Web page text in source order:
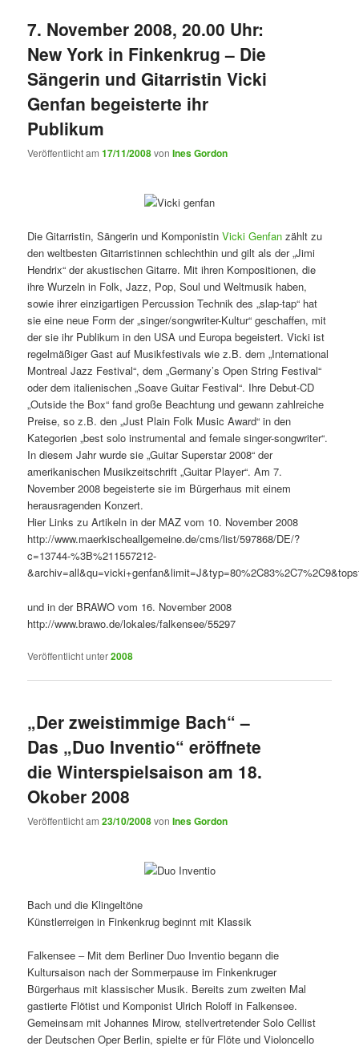
7. November 2008, 20.00 Uhr:
New York in Finkenkrug – Die
Sängerin und Gitarristin Vicki
Genfan begeisterte ihr
Publikum
Veröffentlicht am17/11/2008vonInes Gordon
Die Gitarristin, Sängerin und KomponistinVicki Genfan zählt zu
den weltbesten Gitarristinnen schlechthin und gilt als der „Jimi
Hendrix“ der akustischen Gitarre. Mit ihren Kompositionen, die
ihre Wurzeln in Folk, Jazz, Pop, Soul und Weltmusik haben,
sowie ihrer einzigartigen Percussion Technik des „slap-tap“ hat
sie eine neue Form der „singer/songwriter-Kultur“ geschaffen, mit
der sie ihr Publikum in den USA und Europa begeistert. Vicki ist
regelmäßiger Gast auf Musikfestivals wie z.B. dem „International
Montreal Jazz Festival“, dem „Germany’s Open String Festival“
oder dem italienischen „Soave Guitar Festival“. Ihre Debut-CD
„Outside the Box“ fand große Beachtung und gewann zahlreiche
Preise, so z.B. den „Just Plain Folk Music Award“ in den
Kategorien „best solo instrumental and female singer-songwriter“.
In diesem Jahr wurde sie „Guitar Superstar 2008“ der
amerikanischen Musikzeitschrift „Guitar Player“. Am 7.
November 2008 begeisterte sie im Bürgerhaus mit einem
herausragenden Konzert.
Hier Links zu Artikeln in der MAZ vom 10. November 2008
http://www.maerkischeallgemeine.de/cms/list/597868/DE/?
c=13744-%3B%211557212-
und in der BRAWO vom 16. November 2008
http://www.brawo.de/lokales/falkensee/55297
Veröffentlicht unter2008
„Der zweistimmige Bach“ –
Das „Duo Inventio“ eröffnete
die Winterspielsaison am 18.
Okober 2008
Veröffentlicht am23/10/2008vonInes Gordon
Bach und die Klingeltöne
Künstlerreigen in Finkenkrug beginnt mit Klassik
Falkensee – Mit dem Berliner Duo Inventio begann die
Kultursaison nach der Sommerpause im Finkenkruger
Bürgerhaus mit klassischer Musik. Bereits zum zweiten Mal
gastierte Flötist und Komponist Ulrich Roloff in Falkensee.
Gemeinsam mit Johannes Mirow, stellvertretender Solo Cellist
der Deutschen Oper Berlin, spielte er für Flöte und Violoncello